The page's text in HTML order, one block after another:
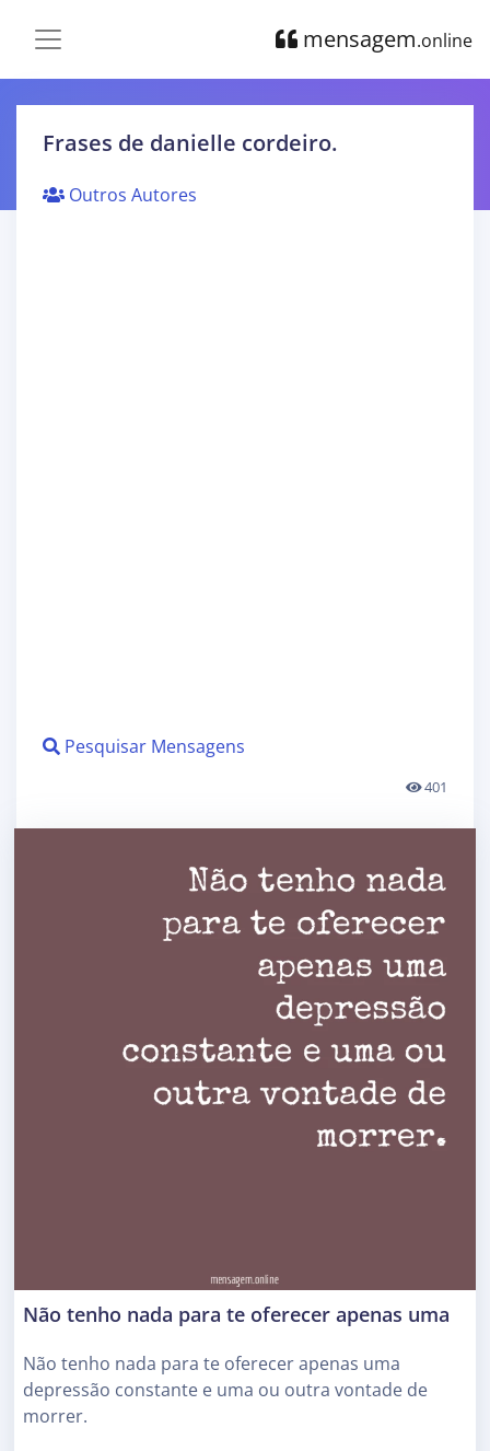
mensagem.online
Frases de danielle cordeiro.
Outros Autores
Pesquisar Mensagens
401
Não tenho nada para te oferecer apenas uma
Não tenho nada para te oferecer apenas uma
depressão constante e uma ou outra vontade de
morrer.